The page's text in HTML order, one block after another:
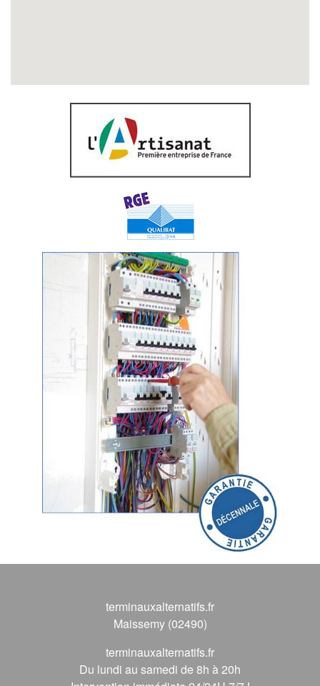
terminauxalternatifs.fr
Maissemy (02490)
terminauxalternatifs.fr
Du lundi au samedi de 8h à 20h